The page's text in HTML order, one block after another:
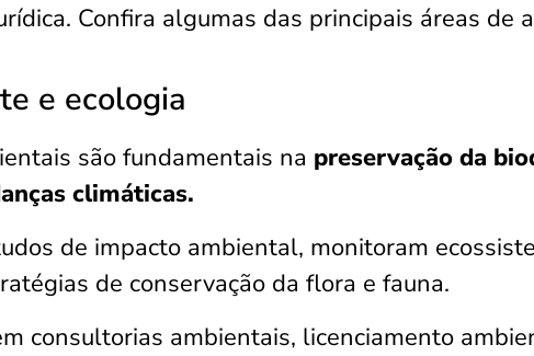
Confira algumas das principais áreas de
e ecologia
são fundamentais na preservação da
climáticas.
de impacto ambiental, monitoram
de conservação da flora e fauna.
consultorias ambientais, licenciamento